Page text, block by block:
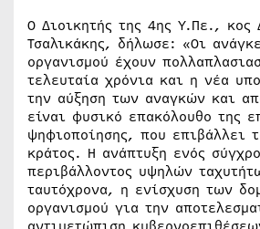
Ο Διοικητής της 4ης Υ.Πε., κος
Τσαλικάκης, δήλωσε: «Οι
οργανισμού έχουν
τελευταία χρόνια και η νέα
την αύξηση των αναγκών και
είναι φυσικό επακόλουθο της
ψηφιοποίησης, που επιβάλλει
κράτος. H ανάπτυξη ενός
περιβάλλοντος υψηλών
ταυτόχρονα, η ενίσχυση των
οργανισμού για την